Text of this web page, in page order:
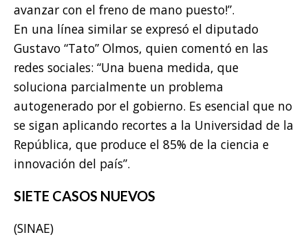
avanzar con el freno de mano puesto!”.
En una línea similar se expresó el diputado
Gustavo “Tato” Olmos, quien comentó en las
redes sociales: “Una buena medida, que
soluciona parcialmente un problema
autogenerado por el gobierno. Es esencial que no
se sigan aplicando recortes a la Universidad de la
República, que produce el 85% de la ciencia e
innovación del país”.
SIETE CASOS NUEVOS
(SINAE)